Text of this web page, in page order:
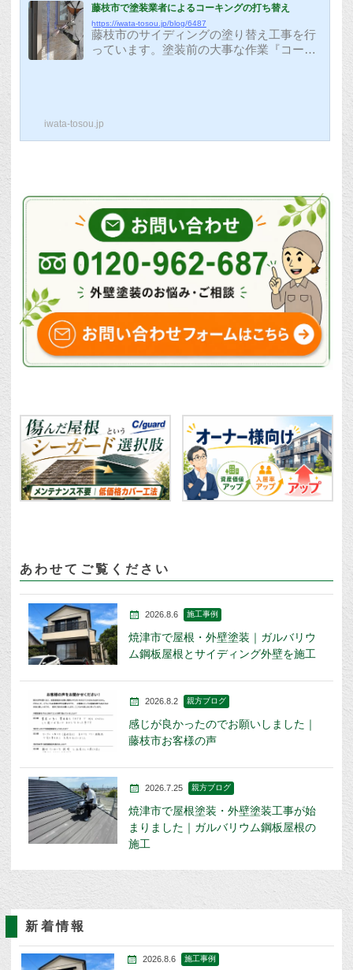
藤枝市で塗装業者によるコーキングの打ち替え
https://iwata-tosou.jp/blog/6487
藤枝市のサイディングの塗り替え工事を行
っています。塗装前の大事な作業『コーキ
ンと呼ばれるコーキングです。専用の機械
に設置して、しっかりと撹拌をします。コ
します。たまに、ペンキ用のプライマーを
使用している業者さんも見かけますが、し
っか...
iwata-tosou.jp
あわせてご覧ください
2026.8.6 施工事例
焼津市で屋根・外壁塗装｜ガルバリウ
ム鋼板屋根とサイディング外壁を施工
2026.8.2 親方ブログ
感じが良かったのでお願いしました｜
藤枝市お客様の声
2026.7.25 親方ブログ
焼津市で屋根塗装・外壁塗装工事が始
まりました｜ガルバリウム鋼板屋根の
施工
新着情報
2026.8.6 施工事例